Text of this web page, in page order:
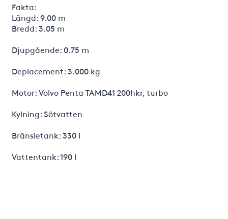
Fakta:
Längd: 9.00 m
Bredd: 3.05 m
Djupgående: 0.75 m
Deplacement: 3.000 kg
Motor: Volvo Penta TAMD41 200hkr, turbo
Kylning: Sötvatten
Bränsletank: 330 l
Vattentank: 190 l